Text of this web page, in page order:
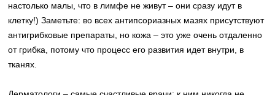
настолько малы, что в лимфе не живут – они сразу идут в
клетку!) Заметьте: во всех антипсориазных мазях присутствуют
антигрибковые препараты, но кожа – это уже очень отдаленно
от грибка, потому что процесс его развития идет внутри, в
тканях.